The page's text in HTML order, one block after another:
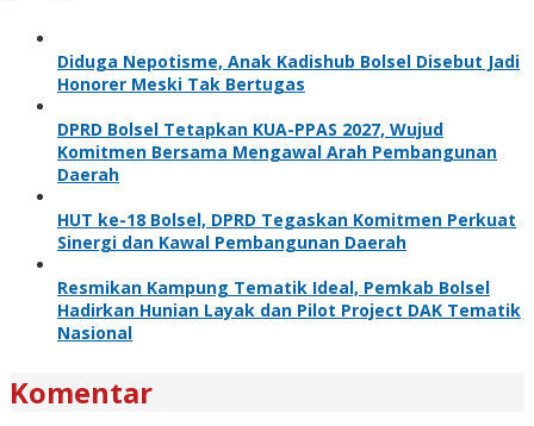
Diduga Nepotisme, Anak Kadishub Bolsel Disebut Jadi
Honorer Meski Tak Bertugas
DPRD Bolsel Tetapkan KUA-PPAS 2027, Wujud
Komitmen Bersama Mengawal Arah Pembangunan
Daerah
HUT ke-18 Bolsel, DPRD Tegaskan Komitmen Perkuat
Sinergi dan Kawal Pembangunan Daerah
Resmikan Kampung Tematik Ideal, Pemkab Bolsel
Hadirkan Hunian Layak dan Pilot Project DAK Tematik
Nasional
Komentar